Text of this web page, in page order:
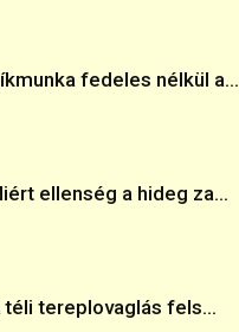
fedeles nélkül a...
ellenség a hideg za...
téli tereplovaglás fels...